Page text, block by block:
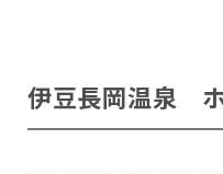
伊豆長岡温泉